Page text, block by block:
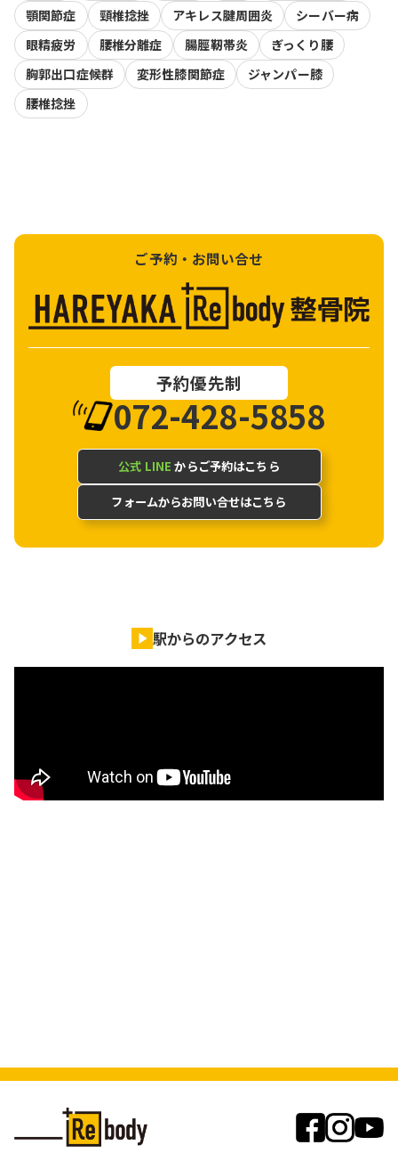
顎関節症 頸椎捻挫 アキレス腱周囲炎
シーバー病
眼精疲労
腰椎分離症 腸脛靭帯炎
ぎっくり腰
胸郭出口症候群
変形性膝関節症
ジャンパー膝
腰椎捻挫
ご予約・お問い合せ
予約優先制
072-428-5858
公式 LINE からご予約はこちら
フォームからお問い合せはこちら
駅からのアクセス